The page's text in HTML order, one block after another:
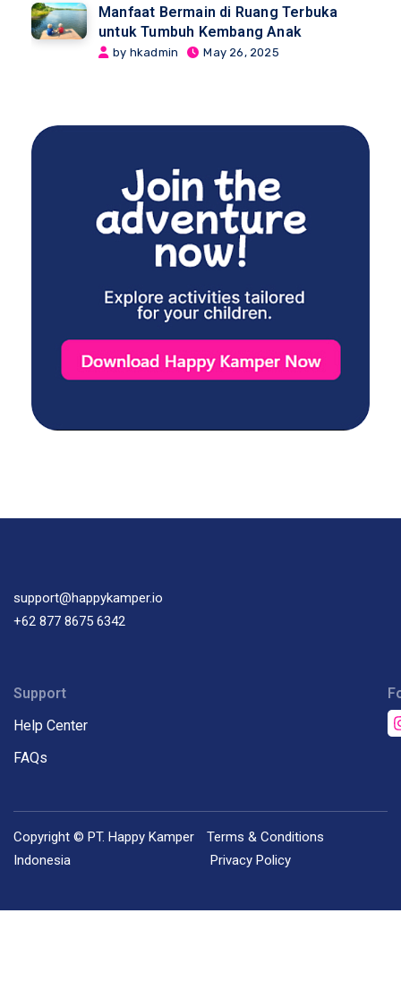
Manfaat Bermain di Ruang Terbuka
untuk Tumbuh Kembang Anak
by hkadmin May 26, 2025
support@happykamper.io
+62 877 8675 6342
Support
Help Center
FAQs
Copyright © PT. Happy Kamper
Indonesia
Terms & Conditions
Privacy Policy